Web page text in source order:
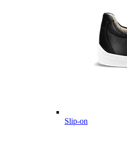
Slip-on